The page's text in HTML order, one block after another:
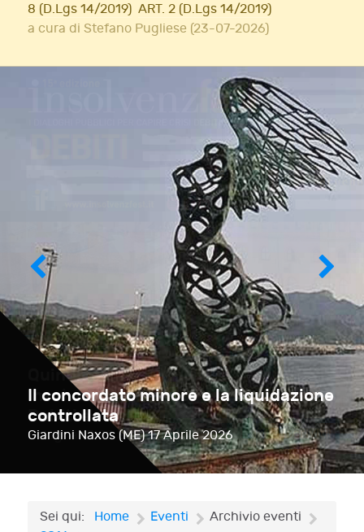
8 (D.Lgs 14/2019) ART. 2 (D.Lgs 14/2019)
a cura di Stefano Pugliese (23-07-2026)
Il concordato minore e la liquidazione
controllata
Giardini Naxos (ME) 17 Aprile 2026
Sei qui: Home Eventi
Archivio eventi